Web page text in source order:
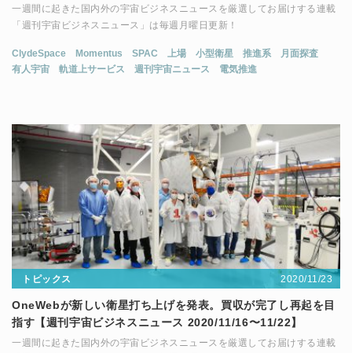
一週間に起きた国内外の宇宙ビジネスニュースを厳選してお届けする連載
「週刊宇宙ビジネスニュース」は毎週月曜日更新！
ClydeSpace Momentus SPAC 上場 小型衛星 推進系
月面探査
有人宇宙
軌道上サービス 週刊宇宙ニュース 電気推進
トピックス 2020/11/23
OneWebが新しい衛星打ち上げを発表。買収が完了し再起を目
指す【週刊宇宙ビジネスニュース 2020/11/16〜11/22】
一週間に起きた国内外の宇宙ビジネスニュースを厳選してお届けする連載